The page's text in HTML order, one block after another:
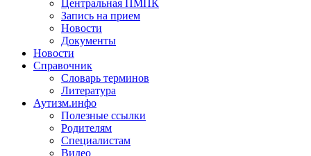
Центральная ПМПК
Запись на прием
Новости
Документы
Новости
Справочник
Словарь терминов
Литература
Аутизм.инфо
Полезные ссылки
Родителям
Специалистам
Видео